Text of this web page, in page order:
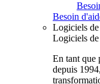
Besoin
Logiciels
Logiciels
En tant que
depuis